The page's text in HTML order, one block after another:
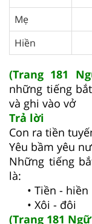
Mẹ
Hiền
(Trang 181
những tiếng
và ghi vào vở
Trả lời
Con ra tiền
Yêu bầm yêu
Những tiếng
là:
• Tiền - hiền
• Xôi - đôi
(Trang 181